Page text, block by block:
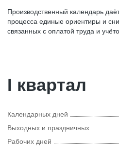
Производственный календарь
процесса единые ориентиры и
связанных с оплатой труда и
I квартал
Календарных дней
Выходных и праздничных
Рабочих дней